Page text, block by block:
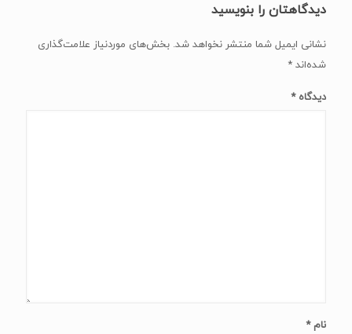
دیدگاهتان را بنویسید
نشانی ایمیل شما منتشر نخواهد شد. بخش‌های موردنیاز علامت‌گذاری
شده‌اند *
دیدگاه*
نام*